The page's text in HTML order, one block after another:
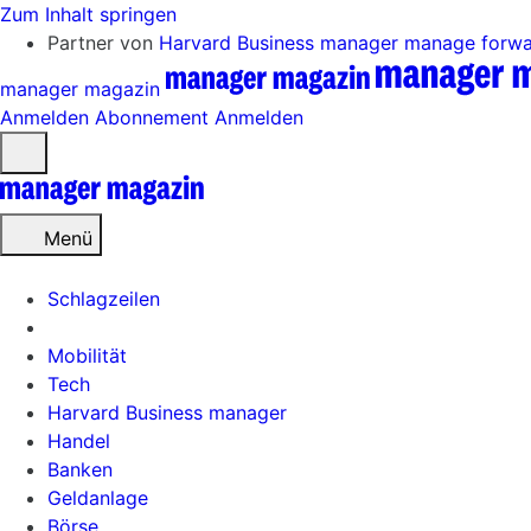
Zum Inhalt springen
Partner von Harvard Business manager manage
manager magazin
Anmelden Abonnement Anmelden
öffnen
Menü
Schlagzeilen
Mobilität
Tech
Harvard Business manager
Handel
Banken
Geldanlage
Börse